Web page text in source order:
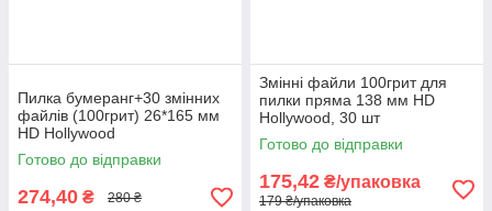
Пилка бумеранг+30 змінних
файлів (100грит) 26*165 мм
HD Hollywood
Готово до відправки
274,40 ₴ 280 ₴
Змінні файли 100грит для
пилки пряма 138 мм HD
Hollywood, 30 шт
Готово до відправки
175,42 ₴/упаковка
179 ₴/упаковка